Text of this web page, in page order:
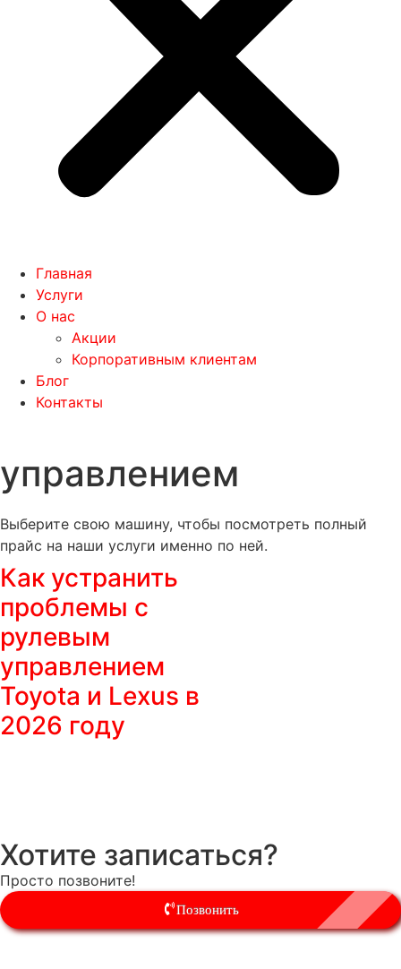
Главная
Услуги
О нас
Акции
Корпоративным клиентам
Блог
Контакты
управлением
Выберите свою машину, чтобы посмотреть полный
прайс на наши услуги именно по ней.
Как устранить
проблемы с
рулевым
управлением
Toyota и Lexus в
2026 году
Хотите записаться?
Просто позвоните!
Позвонить